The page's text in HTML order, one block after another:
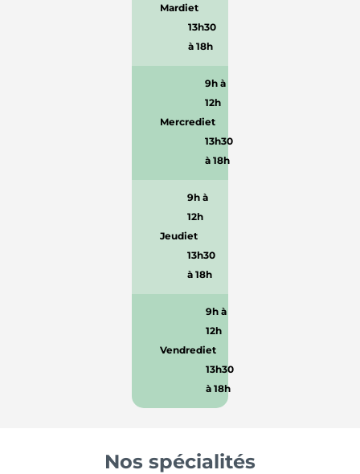
Mardiet
13h30
à 18h
Mercredi
9h à
12h
et
13h30
à 18h
Jeudi
9h à
12h
et
13h30
à 18h
Vendredi
9h à
12h
et
13h30
à 18h
Nos spécialités